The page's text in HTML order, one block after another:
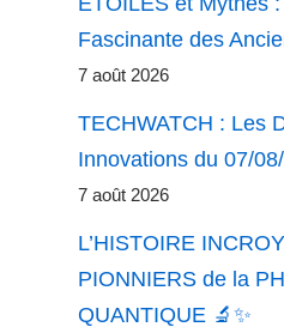
Fascinante des
7 août 2026
TECHWATCH : Les
Innovations du 07/
7 août 2026
L’HISTOIRE
PIONNIERS de la
QUANTIQUE 🔬✨